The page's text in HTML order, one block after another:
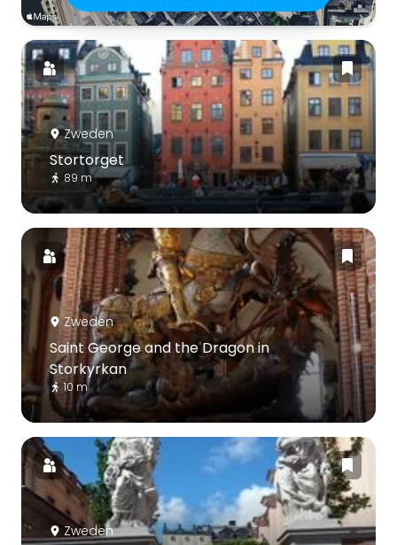
Zweden
Stortorget
89 m
Zweden
Saint George and the Dragon in
Storkyrkan
10 m
Zweden